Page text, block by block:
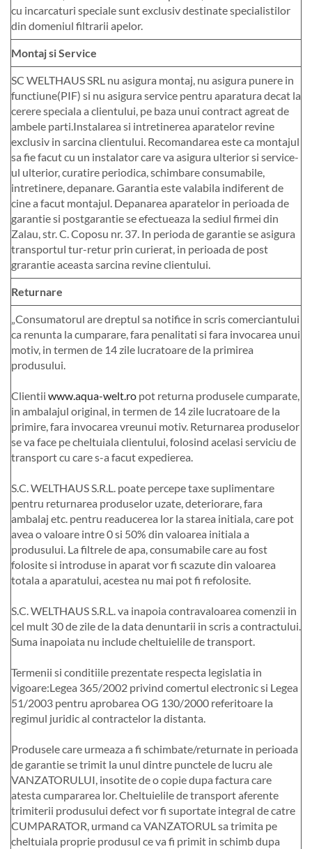
cu incarcaturi speciale sunt exclusiv destinate specialistilor
din domeniul filtrarii apelor.
Montaj si Service
SC WELTHAUS SRL nu asigura montaj, nu asigura punere in
functiune(PIF) si nu asigura service pentru aparatura decat la
cerere speciala a clientului, pe baza unui contract agreat de
ambele parti.Instalarea si intretinerea aparatelor revine
exclusiv in sarcina clientului. Recomandarea este ca montajul
sa fie facut cu un instalator care va asigura ulterior si service-
ul ulterior, curatire periodica, schimbare consumabile,
intretinere, depanare. Garantia este valabila indiferent de
cine a facut montajul. Depanarea aparatelor in perioada de
garantie si postgarantie se efectueaza la sediul firmei din
Zalau, str. C. Coposu nr. 37. In perioda de garantie se asigura
transportul tur-retur prin curierat, in perioada de post
grarantie aceasta sarcina revine clientului.
Returnare
„Consumatorul are dreptul sa notifice in scris comerciantului
ca renunta la cumparare, fara penalitati si fara invocarea unui
motiv, in termen de 14 zile lucratoare de la primirea
produsului.
Clientii www.aqua-welt.ro pot returna produsele cumparate,
in ambalajul original, in termen de 14 zile lucratoare de la
primire, fara invocarea vreunui motiv. Returnarea produselor
se va face pe cheltuiala clientului, folosind acelasi serviciu de
transport cu care s-a facut expedierea.
S.C. WELTHAUS S.R.L. poate percepe taxe suplimentare
pentru returnarea produselor uzate, deteriorare, fara
ambalaj etc. pentru readucerea lor la starea initiala, care pot
avea o valoare intre 0 si 50% din valoarea initiala a
produsului. La filtrele de apa, consumabile care au fost
folosite si introduse in aparat vor fi scazute din valoarea
totala a aparatului, acestea nu mai pot fi refolosite.
S.C. WELTHAUS S.R.L. va inapoia contravaloarea comenzii in
cel mult 30 de zile de la data denuntarii in scris a contractului.
Suma inapoiata nu include cheltuielile de transport.
Termenii si conditiile prezentate respecta legislatia in
vigoare:Legea 365/2002 privind comertul electronic si Legea
51/2003 pentru aprobarea OG 130/2000 referitoare la
regimul juridic al contractelor la distanta.
Produsele care urmeaza a fi schimbate/returnate in perioada
de garantie se trimit la unul dintre punctele de lucru ale
VANZATORULUI, insotite de o copie dupa factura care
atesta cumpararea lor. Cheltuielile de transport aferente
trimiterii produsului defect vor fi suportate integral de catre
CUMPARATOR, urmand ca VANZATORUL sa trimita pe
cheltuiala proprie produsul ce va fi primit in schimb dupa